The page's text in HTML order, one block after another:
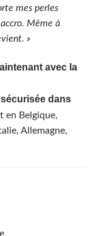
mes perles
Même à
»
avec la
dans
en Belgique,
Allemagne,